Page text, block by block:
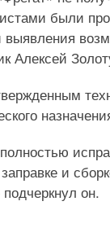
были
выявления
Алексей
и
он.